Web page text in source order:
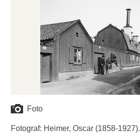
Foto
Fotograf: Heimer, Oscar (1858-1927).